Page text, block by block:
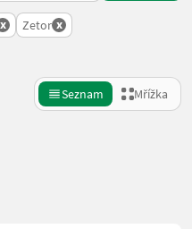
x Zetor x
Seznam Mřížka